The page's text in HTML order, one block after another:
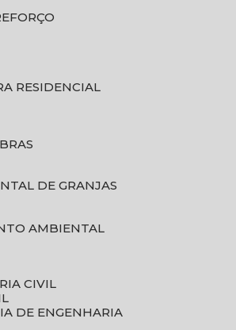
RESIDENCIAL
DE GRANJAS
AMBIENTAL
CIVIL
DE ENGENHARIA